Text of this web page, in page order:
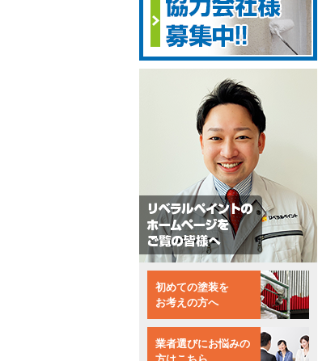
初めての塗装を
お考えの方へ
業者選びにお悩みの